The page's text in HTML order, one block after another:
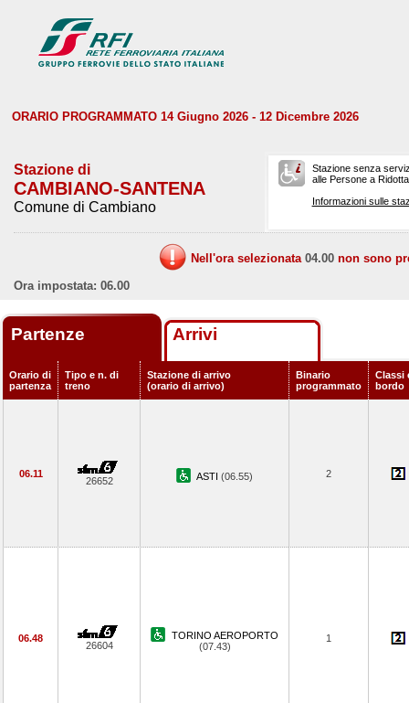
ORARIO PROGRAMMATO 14 Giugno 2026 - 12 Dicembre 2026
Stazione di
CAMBIANO-SANTENA
Comune di Cambiano
Stazione senza
alle Persone a
Informazioni sulle
Nell'ora selezionata 04.00 non sono
Ora impostata: 06.00
Partenze Arrivi
Orario di
partenza
Tipo e n. di
treno
Stazione di arrivo
(orario di arrivo)
Binario
programmato
Classi
bordo
06.11
26652 ASTI (06.55) 2
06.48
26604
TORINO AEROPORTO
(07.43)
1